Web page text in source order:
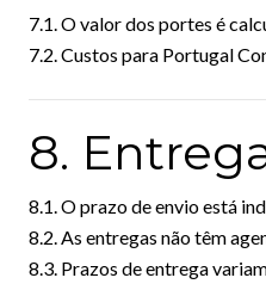
7.1. O valor dos portes é
7.2. Custos para Portugal
8.
8.1. O prazo de envio está
8.2. As entregas não têm
8.3. Prazos de entrega